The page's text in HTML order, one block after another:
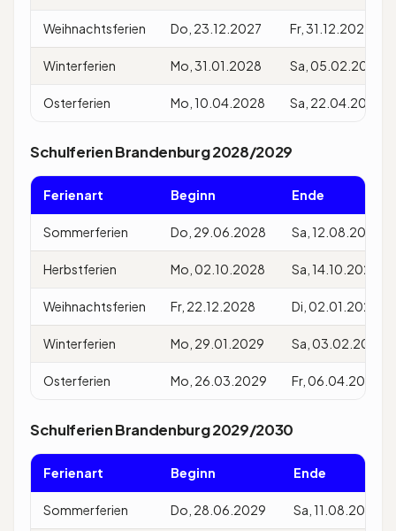
Weihnachtsferien Do, 23.12.2027 Fr, 31.12.2027
Winterferien Mo, 31.01.2028 Sa, 05.02.2028
Osterferien Mo, 10.04.2028 Sa, 22.04.2028
Schulferien Brandenburg 2028/2029
Ferienart Beginn Ende
Sommerferien Do, 29.06.2028 Sa, 12.08.2028
Herbstferien Mo, 02.10.2028 Sa, 14.10.2028
Weihnachtsferien Fr, 22.12.2028 Di, 02.01.2029
Winterferien Mo, 29.01.2029 Sa, 03.02.2029
Osterferien Mo, 26.03.2029 Fr, 06.04.2029
Schulferien Brandenburg 2029/2030
Ferienart Beginn Ende
Sommerferien Do, 28.06.2029 Sa, 11.08.2029